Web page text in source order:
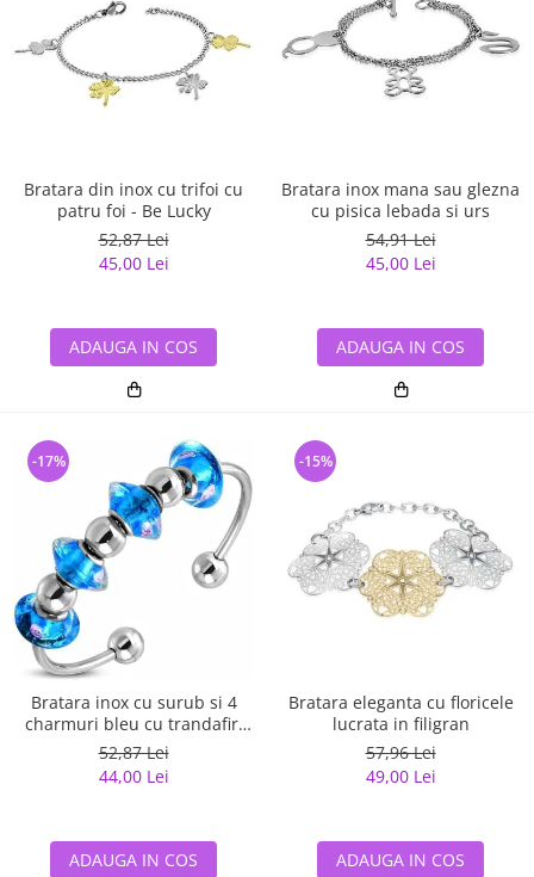
Bratara din inox cu trifoi cu
patru foi - Be Lucky
52,87 Lei
45,00 Lei
ADAUGA IN COS
Bratara inox mana sau glezna
cu pisica lebada si urs
54,91 Lei
45,00 Lei
ADAUGA IN COS
Bratara inox cu surub si 4
charmuri bleu cu trandafiri
roz
52,87 Lei
44,00 Lei
-17%
ADAUGA IN COS
Bratara eleganta cu floricele
lucrata in filigran
57,96 Lei
49,00 Lei
-15%
ADAUGA IN COS